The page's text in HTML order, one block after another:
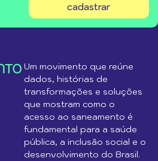
cadastrar
Um movimento que reúne
dados, histórias de
transformações e soluções
que mostram como o
acesso ao saneamento é
fundamental para a saúde
pública, a inclusão social e o
desenvolvimento do Brasil.